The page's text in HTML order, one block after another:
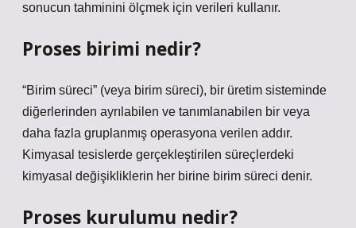
sonucun tahminini ölçmek için verileri kullanır.
Proses birimi nedir?
“Birim süreci” (veya birim süreci), bir üretim sisteminde
diğerlerinden ayrılabilen ve tanımlanabilen bir veya
daha fazla gruplanmış operasyona verilen addır.
Kimyasal tesislerde gerçekleştirilen süreçlerdeki
kimyasal değişikliklerin her birine birim süreci denir.
Proses kurulumu nedir?